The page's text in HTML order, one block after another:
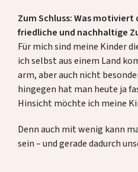
Zum Schluss: Was
friedliche und nachhaltige
Für mich sind meine Kinder
ich selbst aus einem Land
arm, aber auch nicht
hingegen hat man heute ja
Hinsicht möchte ich meine
Denn auch mit wenig kann
sein – und gerade dadurch